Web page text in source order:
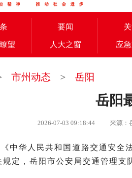
要闻
望 人大之窗 应
市州动态 > 岳阳
岳阳
2026-07-03 09:18:44 来源：
中华人民共和国道路交通安全
规定，岳阳市公安局交通管理支